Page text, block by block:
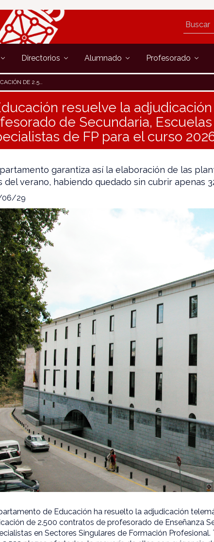
Directorios Alumnado Profesorado
ESPECIALISTAS DE FP PARA EL CURSO 2026-2027
resuelve la
de Secundaria,
de FP para el curso
garantiza así la elaboración de las
del verano, habiendo quedado sin cubrir apenas
06/29
de Educación ha resuelto la adjudicación
de 2.500 contratos de profesorado de Enseñanza
en Sectores Singulares de Formación